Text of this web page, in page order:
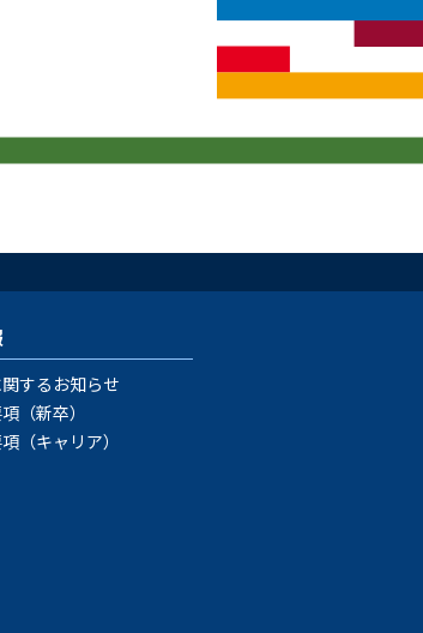
するお知らせ
（新卒）
（キャリア）